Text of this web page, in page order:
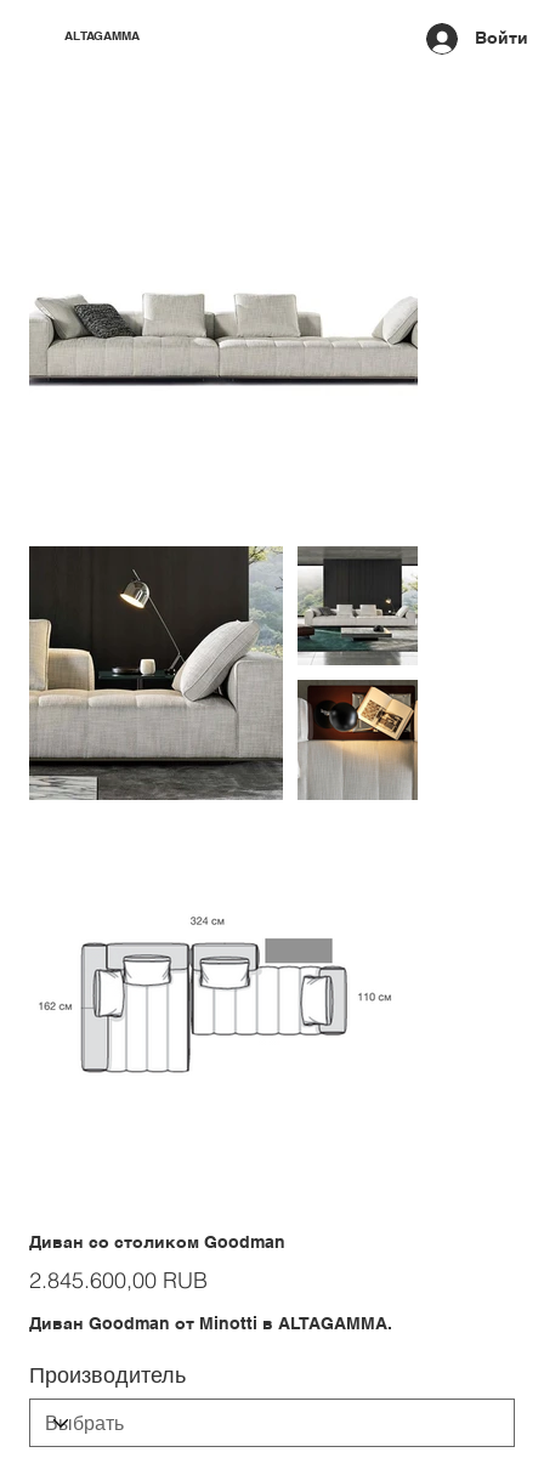
ALTAGAMMA Войти
Диван со столиком Goodman
Цена
2.845.600,00 RUB
Диван Goodman от Minotti в ALTAGAMMA.
Производитель